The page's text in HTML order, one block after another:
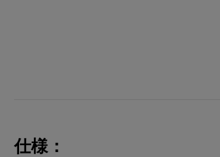
仕様：